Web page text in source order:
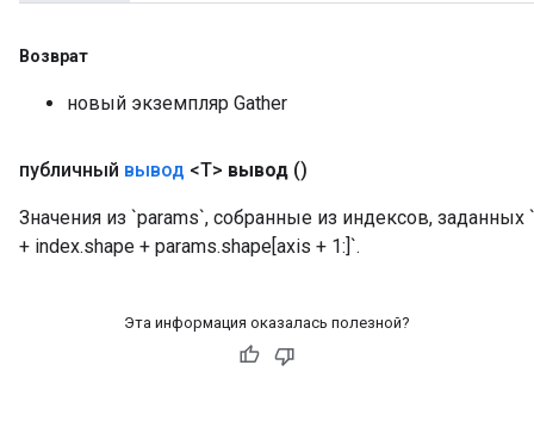
Возврат
новый экземпляр Gather
публичный вывод <T> вывод ()
Значения из `params`, собранные из индексов,
+ index.shape + params.shape[axis + 1:]`.
Эта информация оказалась полезной?